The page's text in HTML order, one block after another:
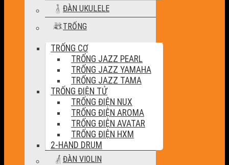
ĐÀN UKULELE
TRỐNG
TRỐNG CƠ
TRỐNG JAZZ PEARL
TRỐNG JAZZ YAMAHA
TRỐNG JAZZ TAMA
TRỐNG ĐIỆN TỬ
TRỐNG ĐIỆN NUX
TRỐNG ĐIỆN AROMA
TRỐNG ĐIỆN AVATAR
TRỐNG ĐIỆN HXM
2-HAND DRUM
ĐÀN VIOLIN